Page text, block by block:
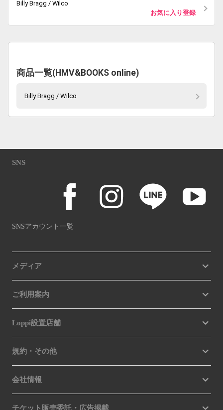
Billy Bragg / Wilco
お気に入り登録
商品一覧(HMV&BOOKS online)
Billy Bragg / Wilco
SNS
SNSアカウント一覧
メディア
ご利用案内
Loppi設置店舗
規約・その他
会社情報
チケット販売委託・広告掲載